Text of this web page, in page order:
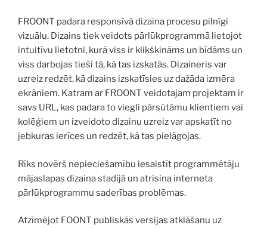
FROONT padara responsīvā dizaina procesu pilnīgi
vizuālu. Dizains tiek veidots pārlūkprogrammā lietojot
intuitīvu lietotni, kurā viss ir klikšķināms un bīdāms un
viss darbojas tieši tā, kā tas izskatās. Dizaineris var
uzreiz redzēt, kā dizains izskatīsies uz dažāda izmēra
ekrāniem. Katram ar FROONT veidotajam projektam ir
savs URL, kas padara to viegli pārsūtāmu klientiem vai
kolēģiem un izveidoto dizainu uzreiz var apskatīt no
jebkuras ierīces un redzēt, kā tas pielāgojas.
Rīks novērš nepieciešamību iesaistīt programmētāju
mājaslapas dizaina stadijā un atrisina interneta
pārlūkprogrammu saderības problēmas.
Atzīmējot FOONT publiskās versijas atklāšanu uz